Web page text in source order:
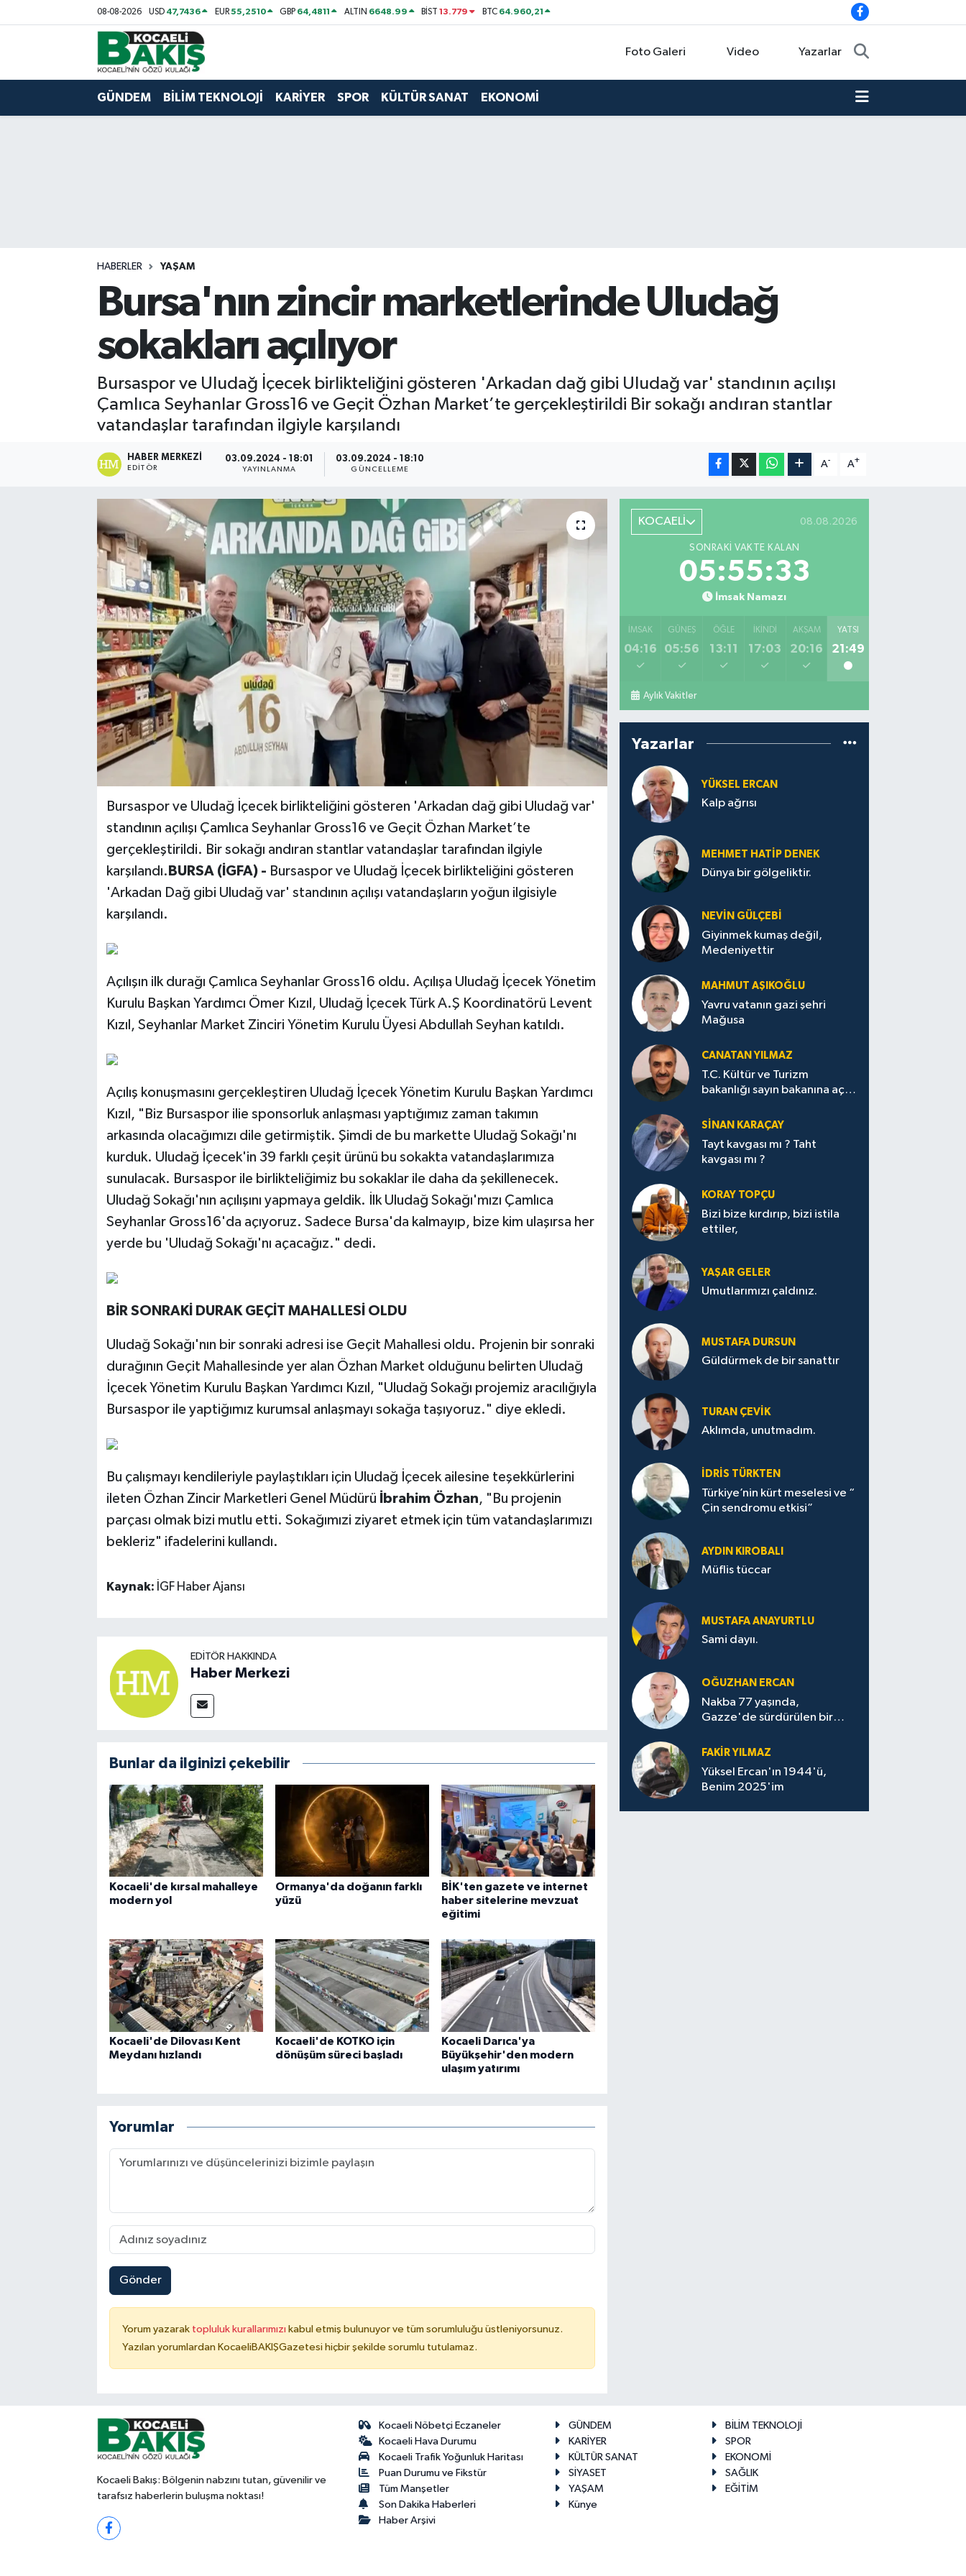
08-08-2026 USD 47,7436 EUR55,2510 GBP 64,4811 ALTIN 6648.99 BİST13.779 BTC 64.960,21
Foto Galeri Video Yazarlar
GÜNDEM BİLİM TEKNOLOJİ KARİYER SPOR KÜLTÜR SANAT EKONOMİ
HABERLER YAŞAM
Bursa'nın zincir marketlerinde Uludağ
sokakları açılıyor
Bursaspor ve Uludağ İçecek birlikteliğini gösteren 'Arkadan dağ gibi Uludağ var' standının açılışı
Çamlıca Seyhanlar Gross16 ve Geçit Özhan Market’te gerçekleştirildi Bir sokağı andıran stantlar
vatandaşlar tarafından ilgiyle karşılandı
HABER MERKEZI
EDITÖR
03.09.2024 - 18:01
YAYINLANMA
03.09.2024 - 18:10
GÜNCELLEME
A- A+
Bursaspor ve Uludağ İçecek birlikteliğini gösteren 'Arkadan dağ gibi Uludağ var'
standının açılışı Çamlıca Seyhanlar Gross16 ve Geçit Özhan Market’te
gerçekleştirildi. Bir sokağı andıran stantlar vatandaşlar tarafından ilgiyle
karşılandı. BURSA (İGFA) - Bursaspor ve Uludağ İçecek birlikteliğini gösteren
'Arkadan Dağ gibi Uludağ var' standının açılışı vatandaşların yoğun ilgisiyle
karşılandı.
Açılışın ilk durağı Çamlıca Seyhanlar Gross16 oldu. Açılışa Uludağ İçecek Yönetim
Kurulu Başkan Yardımcı Ömer Kızıl, Uludağ İçecek Türk A.Ş Koordinatörü Levent
Kızıl, Seyhanlar Market Zinciri Yönetim Kurulu Üyesi Abdullah Seyhan katıldı.
Açılış konuşmasını gerçekleştiren Uludağ İçecek Yönetim Kurulu Başkan Yardımcı
Kızıl, "Biz Bursaspor ilie sponsorluk anlaşması yaptığımız zaman takımın
arkasında olacağımızı dile getirmiştik. Şimdi de bu markette Uludağ Sokağı'nı
kurduk. Uludağ İçecek'in 39 farklı çeşit ürünü bu sokakta vatandaşlarımıza
sunulacak. Bursaspor ile birlikteliğimiz bu sokaklar ile daha da şekillenecek.
Uludağ Sokağı'nın açılışını yapmaya geldik. İlk Uludağ Sokağı'mızı Çamlıca
Seyhanlar Gross16'da açıyoruz. Sadece Bursa'da kalmayıp, bize kim ulaşırsa her
yerde bu 'Uludağ Sokağı'nı açacağız." dedi.
BİR SONRAKİ DURAK GEÇİT MAHALLESİ OLDU
Uludağ Sokağı'nın bir sonraki adresi ise Geçit Mahallesi oldu. Projenin bir sonraki
durağının Geçit Mahallesinde yer alan Özhan Market olduğunu belirten Uludağ
İçecek Yönetim Kurulu Başkan Yardımcı Kızıl, "Uludağ Sokağı projemiz aracılığıyla
Bursaspor ile yaptiğımız kurumsal anlaşmayı sokağa taşıyoruz." diye ekledi.
Bu çalışmayı kendileriyle paylaştıkları için Uludağ İçecek ailesine teşekkürlerini
ileten Özhan Zincir Marketleri Genel Müdürü
İbrahim Özhan, "Bu projenin
parçası olmak bizi mutlu etti. Sokağımızi ziyaret etmek için tüm vatandaşlarımızı
bekleriz" ifadelerini kullandı.
Kaynak: İGF Haber Ajansı
EDITÖR HAKKINDA
Haber Merkezi
Bunlar da ilginizi çekebilir
Kocaeli'de kırsal mahalleye
modern yol
Ormanya'da doğanın farklı
yüzü
BİK'ten gazete ve internet
haber sitelerine mevzuat
eğitimi
Kocaeli'de Dilovası Kent
Meydanı hızlandı
Kocaeli'de KOTKO için
dönüşüm süreci başladı
Kocaeli Darıca'ya
Büyükşehir'den modern
ulaşım yatırımı
Yorumlar
Gönder
Yorum yazarak topluluk kurallarımızı kabul etmiş bulunuyor ve tüm sorumluluğu üstleniyorsunuz.
Yazılan yorumlardan KocaeliBAKIŞGazetesi hiçbir şekilde sorumlu tutulamaz.
KOCAELİ 08.08.2026
SONRAKI VAKTE KALAN
05:55:32
İmsak Namazı
İMSAK
04:16
GÜNEŞ
05:56
ÖĞLE
13:11
İKINDI
17:03
AKŞAM
20:16
YATSI
21:49
Aylık Vakitler
Yazarlar
YÜKSEL ERCAN
Kalp ağrısı
MEHMET HATİP DENEK
Dünya bir gölgeliktir.
NEVİN GÜLÇEBİ
Giyinmek kumaş değil,
Medeniyettir
MAHMUT AŞIKOĞLU
Yavru vatanın gazi şehri
Mağusa
CANATAN YILMAZ
T.C. Kültür ve Turizm
bakanlığı sayın bakanına açık
SİNAN KARAÇAY
Tayt kavgası mı ? Taht
kavgası mı ?
KORAY TOPÇU
Bizi bize kırdırıp, bizi istila
ettiler,
YAŞAR GELER
Umutlarımızı çaldınız.
MUSTAFA DURSUN
Güldürmek de bir sanattır
TURAN ÇEVİK
Aklımda, unutmadım.
İDRİS TÜRKTEN
Türkiye’nin kürt meselesi ve “
Çin sendromu etkisi”
AYDIN KIROBALI
Müflis tüccar
MUSTAFA ANAYURTLU
Sami dayıı.
OĞUZHAN ERCAN
Nakba 77 yaşında,
Gazze'de sürdürülen bir
FAKİR YILMAZ
Yüksel Ercan'ın 1944'ü,
Benim 2025'im
Kocaeli Bakış: Bölgenin nabzını tutan, güvenilir ve
tarafsız haberlerin buluşma noktası!
Kocaeli Nöbetçi Eczaneler
Kocaeli Hava Durumu
Kocaeli Trafik Yoğunluk Haritası
Puan Durumu ve Fikstür
Tüm Manşetler
Son Dakika Haberleri
Haber Arşivi
GÜNDEM
BİLİM TEKNOLOJİ
KARİYER
SPOR
KÜLTÜR SANAT
EKONOMİ
SİYASET
SAĞLIK
YAŞAM
EĞİTİM
Künye
Kocaeli Nöbetçi Eczaneler
Kocaeli Hava Durumu